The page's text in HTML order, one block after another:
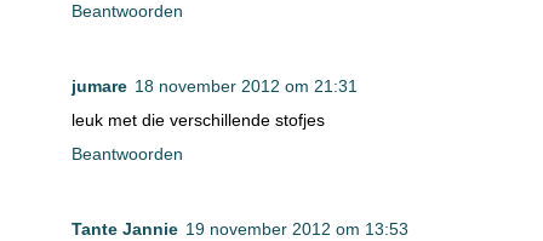
Beantwoorden
jumare 18 november 2012 om 21:31
leuk met die verschillende stofjes
Beantwoorden
Tante Jannie 19 november 2012 om 13:53